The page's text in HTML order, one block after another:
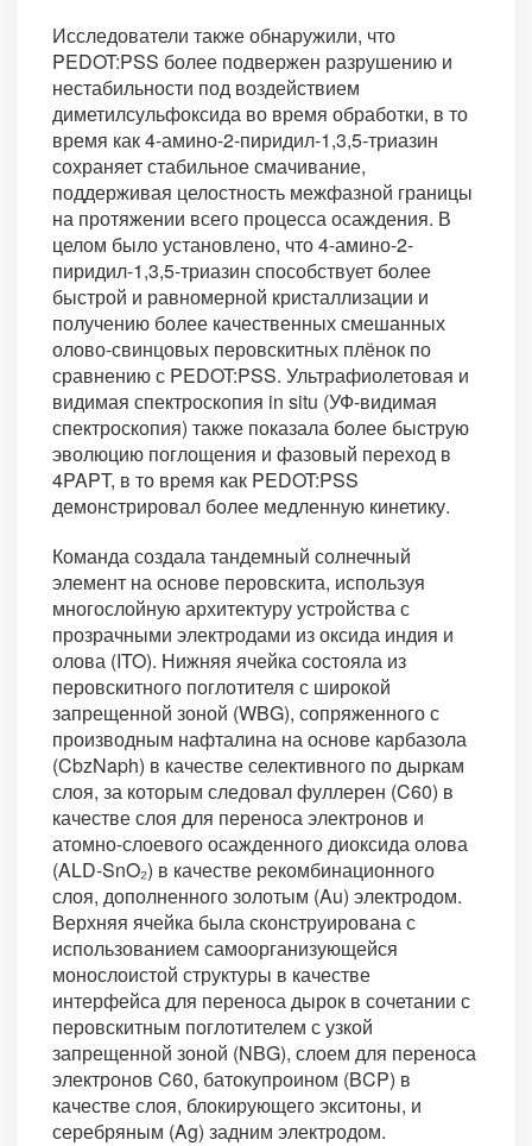
Исследователи также обнаружили, что
PEDOT:PSS более подвержен разрушению и
нестабильности под воздействием
диметилсульфоксида во время обработки, в то
время как 4-амино-2-пиридил-1,3,5-триазин
сохраняет стабильное смачивание,
поддерживая целостность межфазной границы
на протяжении всего процесса осаждения. В
целом было установлено, что 4-амино-2-
пиридил-1,3,5-триазин способствует более
быстрой и равномерной кристаллизации и
получению более качественных смешанных
олово-свинцовых перовскитных плёнок по
сравнению с PEDOT:PSS. Ультрафиолетовая и
видимая спектроскопия in situ (УФ-видимая
спектроскопия) также показала более быструю
эволюцию поглощения и фазовый переход в
4PAPT, в то время как PEDOT:PSS
демонстрировал более медленную кинетику.
Команда создала тандемный солнечный
элемент на основе перовскита, используя
многослойную архитектуру устройства с
прозрачными электродами из оксида индия и
олова (ITO). Нижняя ячейка состояла из
перовскитного поглотителя с широкой
запрещенной зоной (WBG), сопряженного с
производным нафталина на основе карбазола
(CbzNaph) в качестве селективного по дыркам
слоя, за которым следовал фуллерен (C60) в
качестве слоя для переноса электронов и
атомно-слоевого осажденного диоксида олова
(ALD-SnO₂) в качестве рекомбинационного
слоя, дополненного золотым (Au) электродом.
Верхняя ячейка была сконструирована с
использованием самоорганизующейся
монослоистой структуры в качестве
интерфейса для переноса дырок в сочетании с
перовскитным поглотителем с узкой
запрещенной зоной (NBG), слоем для переноса
электронов C60, батокупроином (BCP) в
качестве слоя, блокирующего экситоны, и
серебряным (Ag) задним электродом.